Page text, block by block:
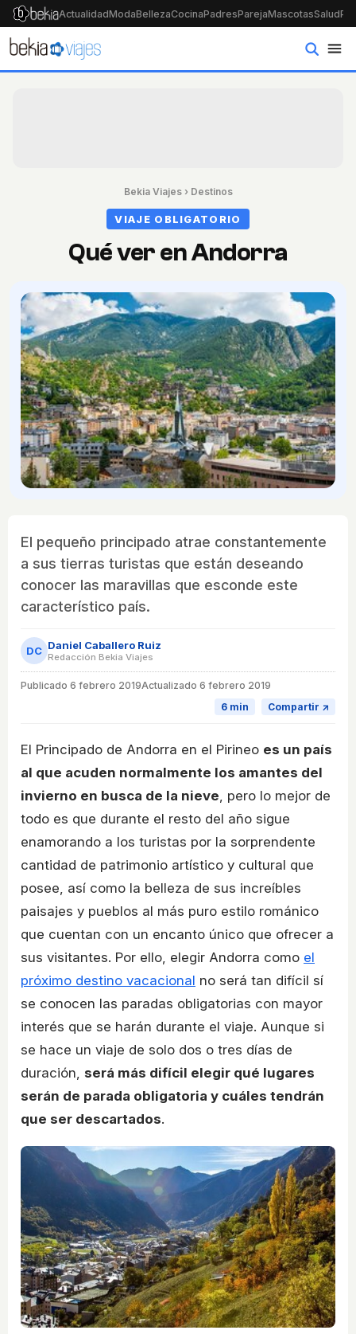
ActualidadModaBellezaCocinaPadresParejaMascotasSalud
Bekia Viajes› Destinos
VIAJE OBLIGATORIO
Qué ver en Andorra
El pequeño principado atrae constantemente
a sus tierras turistas que están deseando
conocer las maravillas que esconde este
característico país.
DC Daniel Caballero Ruiz
Redacción Bekia Viajes
Publicado 6 febrero 2019Actualizado 6 febrero 2019
6 min
Compartir ↗
El Principado de Andorra en el Pirineo es un país
al que acuden normalmente los amantes del
invierno en busca de la nieve , pero lo mejor de
todo es que durante el resto del año sigue
enamorando a los turistas por la sorprendente
cantidad de patrimonio artístico y cultural que
posee, así como la belleza de sus increíbles
paisajes y pueblos al más puro estilo románico
que cuentan con un encanto único que ofrecer a
sus visitantes. Por ello, elegir Andorra como el
próximo destino vacacional no será tan difícil sí
se conocen las paradas obligatorias con mayor
interés que se harán durante el viaje. Aunque si
se hace un viaje de solo dos o tres días de
duración, será más difícil elegir qué lugares
serán de parada obligatoria y cuáles tendrán
que ser descartados.